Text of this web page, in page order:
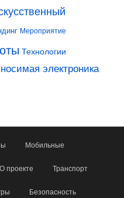
Мероприятие
Технологии
носимая электроника
Мобильные
О проекте Транспорт
Безопасность